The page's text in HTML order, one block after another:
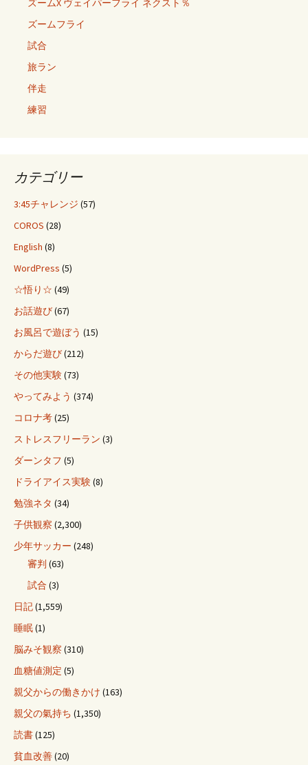
ズームX ヴェイパーフライ ネクスト％
ズームフライ
試合
旅ラン
伴走
練習
カテゴリー
3:45チャレンジ (57)
COROS (28)
English (8)
WordPress (5)
☆悟り☆ (49)
お話遊び(67)
お風呂で遊ぼう (15)
からだ遊び(212)
その他実験(73)
やってみよう (374)
コロナ考(25)
ストレスフリーラン (3)
ダーンタフ (5)
ドライアイス実験(8)
勉強ネタ (34)
子供観察 (2,300)
少年サッカー (248)
審判 (63)
試合 (3)
日記(1,559)
睡眠(1)
脳みそ観察 (310)
血糖値測定 (5)
親父からの働きかけ (163)
親父の氣持ち (1,350)
読書(125)
貧血改善(20)